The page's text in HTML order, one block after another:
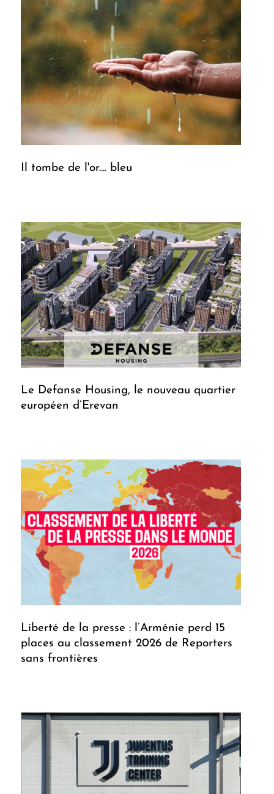
Il tombe de l'or.... bleu
Le Defanse Housing, le nouveau quartier
européen d’Erevan
Liberté de la presse : l’Arménie perd 15
places au classement 2026 de Reporters
sans frontières